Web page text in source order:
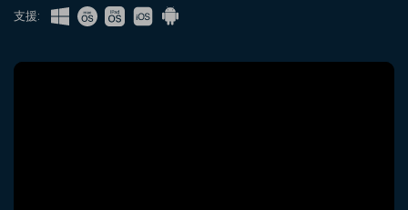
AI提示詞大全
收錄 100+ 熱門影片提示詞，快
我們隨時為您提供協助 如何用 Filmora 做出影響力
立即購買 登入
支援: